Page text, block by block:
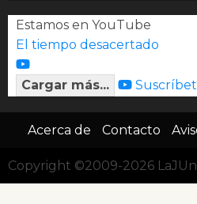
Estamos en YouTube
El tiempo desacertado
Cargar más...
Acerca de Contacto
Copyright ©2009-2026